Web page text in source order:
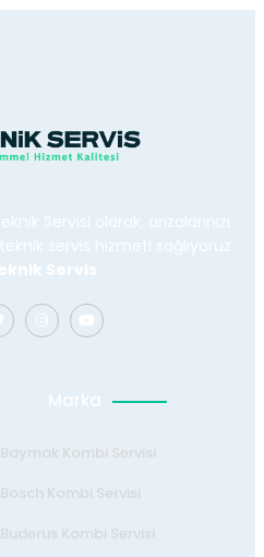
Servisi olarak, arızalarınızı
servis hizmeti sağlıyoruz.
Servis
Marka
Baymak Kombi Servisi
Bosch Kombi Servisi
Buderus Kombi Servisi